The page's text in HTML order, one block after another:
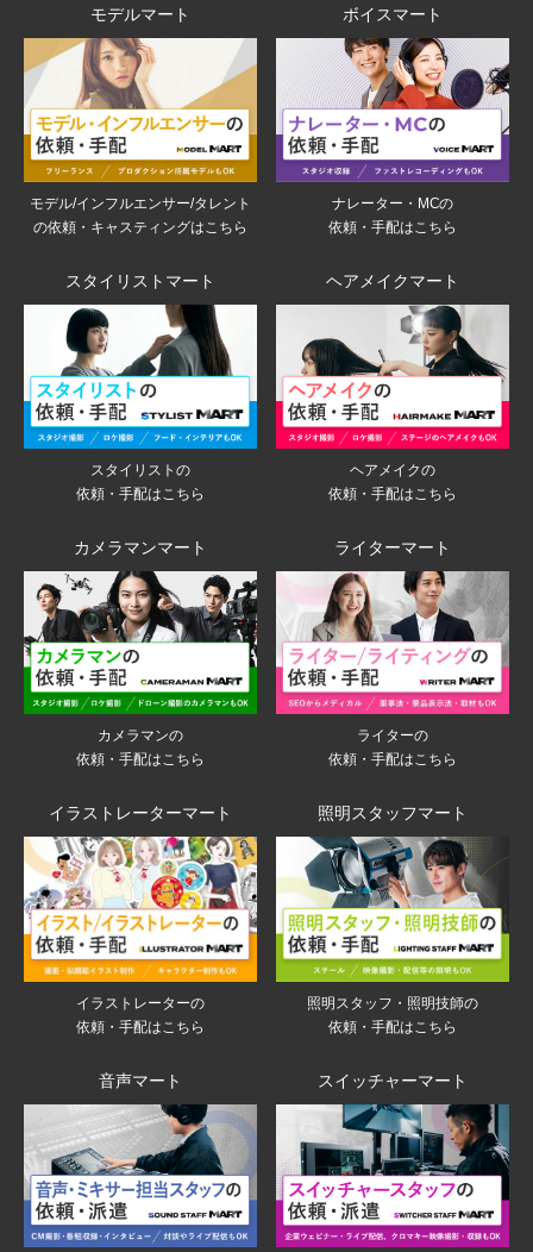
モデルマート
モデル/インフルエンサー/タレント
の依頼・キャスティングはこちら
ボイスマート
ナレーター・MCの
依頼・手配はこちら
スタイリストマート
スタイリストの
依頼・手配はこちら
ヘアメイクマート
ヘアメイクの
依頼・手配はこちら
カメラマンマート
カメラマンの
依頼・手配はこちら
ライターマート
ライターの
依頼・手配はこちら
イラストレーターマート
イラストレーターの
依頼・手配はこちら
照明スタッフマート
照明スタッフ・照明技師の
依頼・手配はこちら
音声マート スイッチャーマート